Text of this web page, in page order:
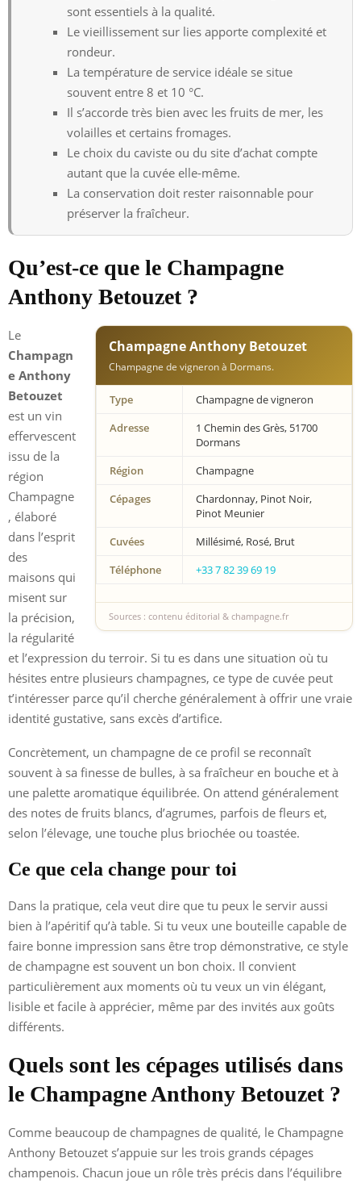
sont essentiels à la qualité.
Le vieillissement sur lies apporte complexité et
rondeur.
La température de service idéale se situe
souvent entre 8 et 10 °C.
Il s’accorde très bien avec les fruits de mer, les
volailles et certains fromages.
Le choix du caviste ou du site d’achat compte
autant que la cuvée elle-même.
La conservation doit rester raisonnable pour
préserver la fraîcheur.
Qu’est-ce que le Champagne
Anthony Betouzet ?
Champagne Anthony Betouzet
Champagne de vigneron à Dormans.
Type
Champagne de vigneron
Adresse
1 Chemin des Grès, 51700
Dormans
Région
Champagne
Cépages
Chardonnay, Pinot Noir,
Pinot Meunier
Cuvées
Millésimé, Rosé, Brut
Téléphone
+33 7 82 39 69 19
Sources : contenu éditorial & champagne.fr
Le
Champagn
e Anthony
Betouzet
est un vin
effervescent
issu de la
région
Champagne
, élaboré
dans l’esprit
des
maisons qui
misent sur
la précision,
la régularité
et l’expression du terroir. Si tu es dans une situation où tu
hésites entre plusieurs champagnes, ce type de cuvée peut
t’intéresser parce qu’il cherche généralement à offrir une vraie
identité gustative, sans excès d’artifice.
Concrètement, un champagne de ce profil se reconnaît
souvent à sa finesse de bulles, à sa fraîcheur en bouche et à
une palette aromatique équilibrée. On attend généralement
des notes de fruits blancs, d’agrumes, parfois de fleurs et,
selon l’élevage, une touche plus briochée ou toastée.
Ce que cela change pour toi
Dans la pratique, cela veut dire que tu peux le servir aussi
bien à l’apéritif qu’à table. Si tu veux une bouteille capable de
faire bonne impression sans être trop démonstrative, ce style
de champagne est souvent un bon choix. Il convient
particulièrement aux moments où tu veux un vin élégant,
lisible et facile à apprécier, même par des invités aux goûts
différents.
Quels sont les cépages utilisés dans
le Champagne Anthony Betouzet ?
Comme beaucoup de champagnes de qualité, le Champagne
Anthony Betouzet s’appuie sur les trois grands cépages
champenois. Chacun joue un rôle très précis dans l’équilibre